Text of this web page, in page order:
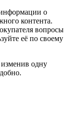
о
контента.
вопросы
её по своему
одну